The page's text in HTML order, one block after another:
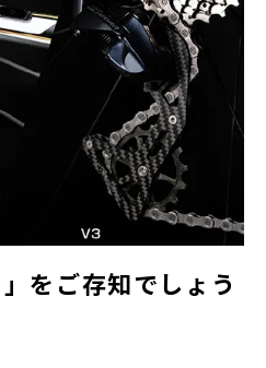
をご存知でしょう